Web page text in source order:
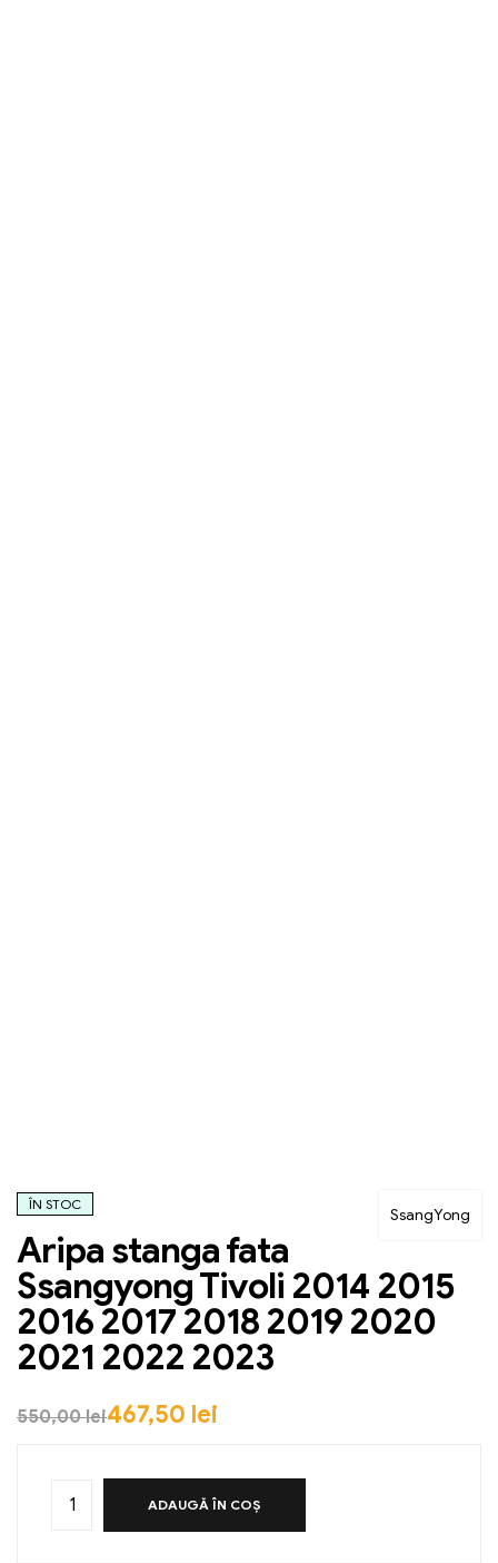
SsangYong
ÎN STOC
Aripa stanga fata
Ssangyong Tivoli 2014 2015
2016 2017 2018 2019 2020
2021 2022 2023
550,00lei467,50 lei
ADAUGĂ ÎN COȘ